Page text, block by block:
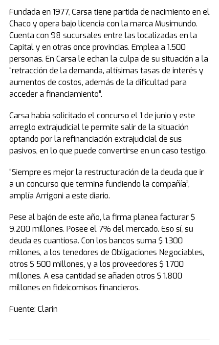
Fundada en 1977, Carsa tiene partida de nacimiento en el
Chaco y opera bajo licencia con la marca Musimundo.
Cuenta con 98 sucursales entre las localizadas en la
Capital y en otras once provincias. Emplea a 1.500
personas. En Carsa le echan la culpa de su situación a la
“retracción de la demanda, altísimas tasas de interés y
aumentos de costos, además de la dificultad para
acceder a financiamiento”.
Carsa había solicitado el concurso el 1 de junio y este
arreglo extrajudicial le permite salir de la situación
optando por la refinanciación extrajudicial de sus
pasivos, en lo que puede convertirse en un caso testigo.
“Siempre es mejor la restructuración de la deuda que ir
a un concurso que termina fundiendo la compañía”,
amplía Arrigoni a este diario.
Pese al bajón de este año, la firma planea facturar $
9.200 millones. Posee el 7% del mercado. Eso sí, su
deuda es cuantiosa. Con los bancos suma $ 1.300
millones, a los tenedores de Obligaciones Negociables,
otros $ 500 millones, y a los proveedores $ 1.700
millones. A esa cantidad se añaden otros $ 1.800
millones en fideicomisos financieros.
Fuente: Clarin